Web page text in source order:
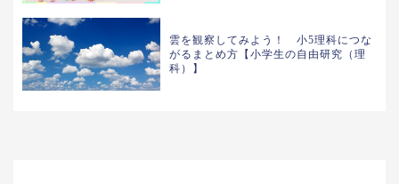
雲を観察してみよう！ 小5理科につな
がるまとめ方【小学生の自由研究（理
科）】